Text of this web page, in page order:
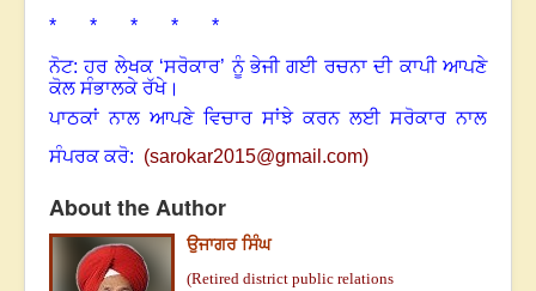
* * * * *
ਨੋਟ: ਹਰ ਲੇਖਕ ‘ਸਰੋਕਾਰ’ ਨੂੰ ਭੇਜੀ ਗਈ ਰਚਨਾ ਦੀ ਕਾਪੀ ਆਪਣੇ
ਕੋਲ ਸੰਭਾਲਕੇ ਰੱਖੇ।
ਪਾਠਕਾਂ ਨਾਲ ਆਪਣੇ ਵਿਚਾਰ ਸਾਂਝੇ ਕਰਨ ਲਈ ਸਰੋਕਾਰ ਨਾਲ
ਸੰਪਰਕ ਕਰੋ: (sarokar2015@gmail.com)
About the Author
ਉਜਾਗਰ ਸਿੰਘ
(Retired district public relations